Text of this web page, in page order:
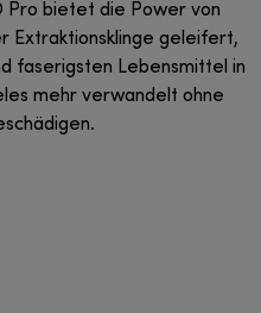
bietet die Power von
Extraktionsklinge geleifert,
faserigsten Lebensmittel in
mehr verwandelt ohne